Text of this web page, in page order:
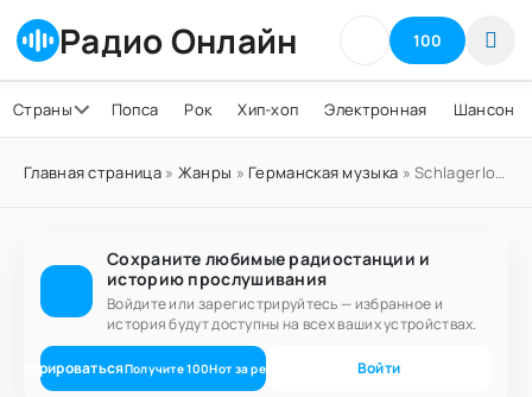
Радио Онлайн 100
Страны Попса Рок Хип-хоп Электронная Шансон
Главная страница» Жанры » Германская музыка » Schlagerlovers
Сохраните любимые радиостанции и
историю прослушивания
Войдите или зарегистрируйтесь — избранное и
история будут доступны на всех ваших устройствах.
Получите100Нот за регистрацию Войти